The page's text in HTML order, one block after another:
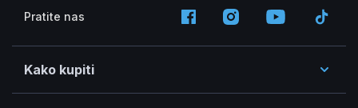
Pratite nas
Kako kupiti